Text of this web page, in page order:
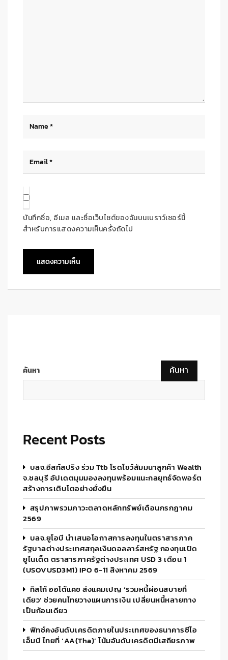
บันทึกชื่อ, อีเมล และชื่อเว็บไซต์ของฉันบนเบราว์เซอร์นี้
สำหรับการแสดงความเห็นครั้งถัดไป
ค้นหา ค้นหา
Recent Posts
บลจ.อีสท์สปริง ร่วม Ttb โรดโชว์สัมมนาลูกค้า Wealth
จ.ชลบุรี อัปเดตมุมมองลงทุนพร้อมแนะกลยุทธ์จัดพอร์ต
สร้างการเติบโตอย่างยั่งยืน
สรุปภาพรวมภาวะตลาดหลักทรัพย์เดือนกรกฎาคม
2569
บลจ.ยูโอบี นำเสนอโอกาสการลงทุนในตราสารภาค
รัฐบาลต่างประเทศสกุลเงินดอลลาร์สหรัฐ กองทุนเปิด
ยูไนเต็ด ตราสารภาครัฐต่างประเทศ USD 3 เดือน 1
(USOVUSD3M1) IPO 6-11 สิงหาคม 2569
ทิสโก้ ออโต้แคช ส่งแคมเปญ ‘รวมหนี้ผ่อนสบายที่
เดียว’ ช่วยคนไทยวางแผนการเงิน เปลี่ยนหนี้หลายทาง
เป็นก้อนเดียว
ฟิทช์คงอันดับเครดิตภายในประเทศของธนาคารซีไอ
เอ็มบี ไทยที่ ‘AA(tha)’ โน้มอันดับเครดิตมีเสถียรภาพ